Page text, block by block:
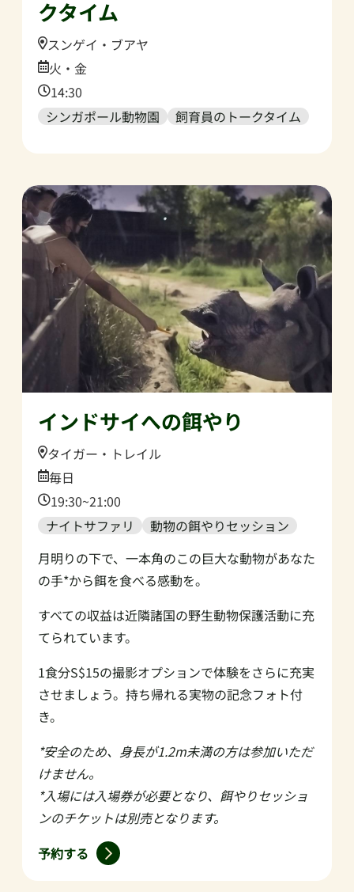
クタイム
Location:
スンゲイ・ブアヤ
Date:
火・金
Time:
14:30
シンガポール動物園
飼育員のトークタイム
インドサイへの餌やり
Location:
タイガー・トレイル
Date:
毎日
Time:
19:30~21:00
ナイトサファリ
動物の餌やりセッション
月明りの下で、一本角のこの巨大な動物があなた
の手*から餌を食べる感動を。
すべての収益は近隣諸国の野生動物保護活動に充
てられています。
1食分S$15の撮影オプションで体験をさらに充実
させましょう。持ち帰れる実物の記念フォト付
き。
*安全のため、身長が1.2m未満の方は参加いただ
けません。
*入場には入場券が必要となり、餌やりセッショ
ンのチケットは別売となります。
予約する